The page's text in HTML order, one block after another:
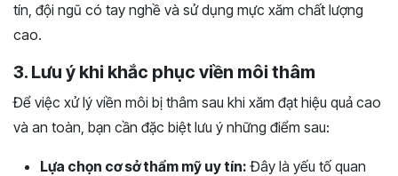
tín, đội ngũ có tay nghề và sử dụng mực xăm chất lượng
cao.
3. Lưu ý khi khắc phục viền môi thâm
Để việc xử lý viền môi bị thâm sau khi xăm đạt hiệu quả cao
và an toàn, bạn cần đặc biệt lưu ý những điểm sau:
Lựa chọn cơ sở thẩm mỹ uy tín: Đây là yếu tố quan